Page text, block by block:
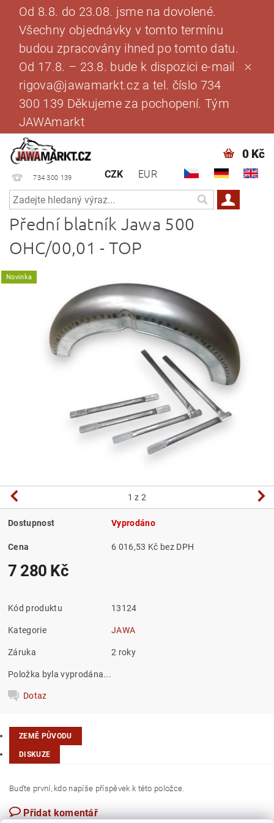
Od 8.8. do 23.08. jsme na dovolené.
Všechny objednávky v tomto termínu
budou zpracovány ihned po tomto datu.
Od 17.8. – 23.8. bude k dispozici e-mail
rigova@jawamarkt.cz a tel. číslo 734
300 139 Děkujeme za pochopení. Tým
JAWAmarkt
734 300 139 CZK EUR
0 Kč
Přední blatník Jawa 500
OHC/00,01 - TOP
Novinka
1 z 2
Dostupnost Vyprodáno
Cena 6 016,53 Kč bez DPH
7 280 Kč
Kód produktu 13124
Kategorie JAWA
Záruka 2 roky
Položka byla vyprodána...
Dotaz
ZEMĚ PŮVODU
DISKUZE
Buďte první, kdo napíše příspěvek k této položce.
Přidat komentář